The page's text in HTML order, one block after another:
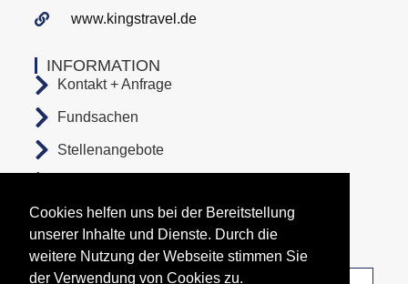
Cookies helfen uns bei der Bereitstellung
unserer Inhalte und Dienste. Durch die
weitere Nutzung der Webseite stimmen Sie
der Verwendung von Cookies zu.
INFORMATION
Kontakt + Anfrage
Fundsachen
Stellenangebote
Datenschutz
www.kingstravel.de